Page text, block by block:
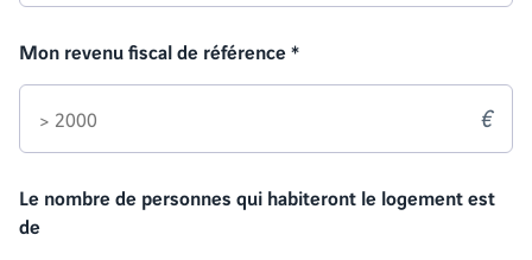
Mon revenu fiscal de référence*
€
Le nombre de personnes qui habiteront le logement est
de